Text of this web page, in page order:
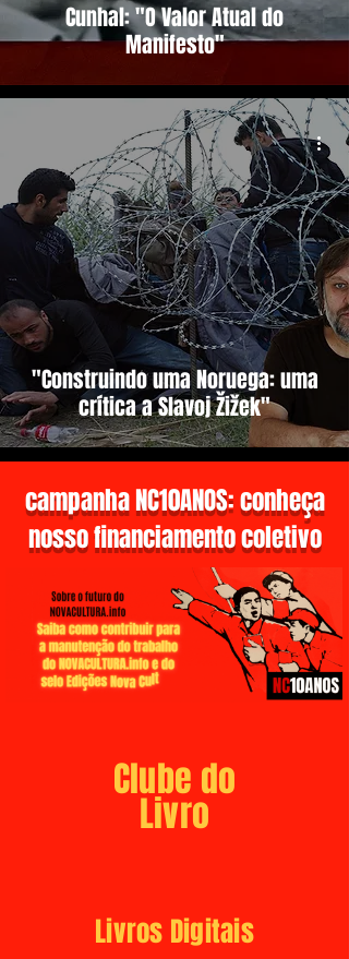
Cunhal: "O Valor Atual do
Manifesto"
"Construindo uma Noruega: uma
crítica a Slavoj Žižek"
campanha NC10ANOS: conheça
nosso financiamento coletivo
Clube do
Livro
Livros Digitais